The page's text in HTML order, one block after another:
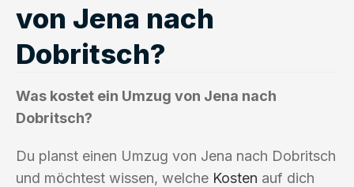
von Jena nach
Dobritsch?
Was kostet ein Umzug von Jena nach
Dobritsch?
Du planst einen Umzug von Jena nach Dobritsch
und möchtest wissen, welche Kosten auf dich